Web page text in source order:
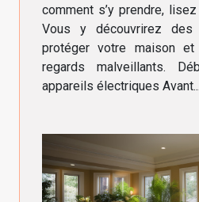
comment s’y prendre,
Vous y découvrirez
protéger votre maison
regards malveillants.
appareils électriques Avant...